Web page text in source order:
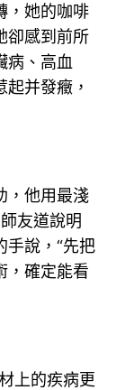
，她的咖啡
卻感到前所
病、高血
并發癥，
他用最淺
友道說明
手說，“先把
，確定能看
上的疾病更